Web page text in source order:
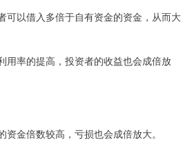
可以借入多倍于自有资金的资金，从而大
用率的提高，投资者的收益也会成倍放
资金倍数较高，亏损也会成倍放大。